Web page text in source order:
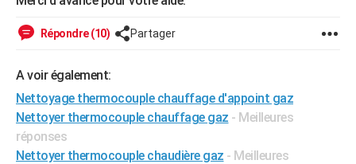
PROGRAMME TV
S'inscrire
Se connecter
Primaires
Universités
Entreprises
Service militaire
Avis de recherche
FORUM
Bricolage
Lifestyle
Culture
SportAuto
Television
Voyage
Cinema
Répondre (10) Partager
A voir également:
Nettoyage thermocouple chauffage d'appoint gaz
Nettoyer thermocouple chauffage gaz - Meilleures
réponses
Nettoyer thermocouple chaudière gaz - Meilleures